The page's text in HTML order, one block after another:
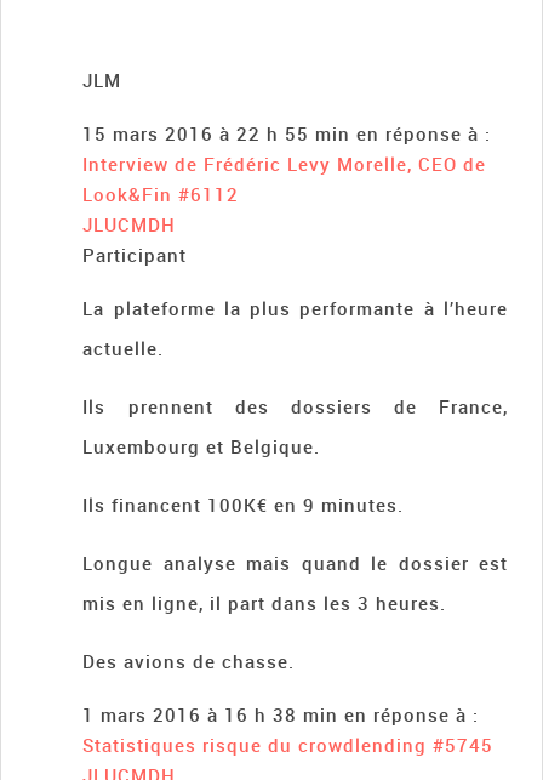
JLM
15 mars 2016 à 22 h 55 min en réponse à :
Interview de Frédéric Levy Morelle, CEO de
Look&Fin #6112
JLUCMDH
Participant
La plateforme la plus performante à l’heure
actuelle.
Ils prennent des dossiers de France,
Luxembourg et Belgique.
Ils financent 100K€ en 9 minutes.
Longue analyse mais quand le dossier est
mis en ligne, il part dans les 3 heures.
Des avions de chasse.
1 mars 2016 à 16 h 38 min en réponse à :
Statistiques risque du crowdlending #5745